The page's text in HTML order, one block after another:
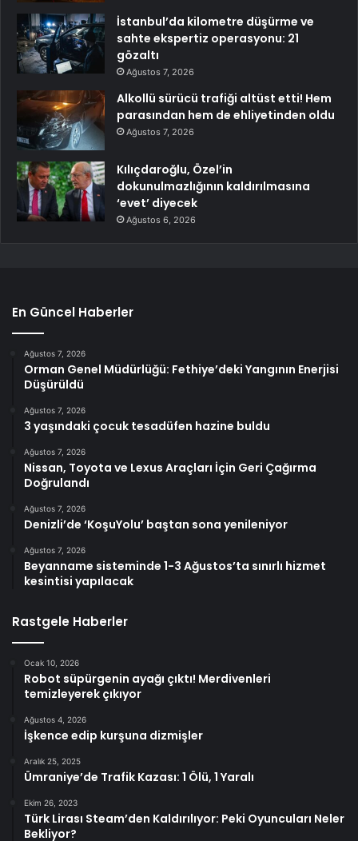
İstanbul’da kilometre düşürme ve
sahte ekspertiz operasyonu: 21
gözaltı
Ağustos 7, 2026
Alkollü sürücü trafiği altüst etti! Hem
parasından hem de ehliyetinden oldu
Ağustos 7, 2026
Kılıçdaroğlu, Özel’in
dokunulmazlığının kaldırılmasına
‘evet’ diyecek
Ağustos 6, 2026
En Güncel Haberler
Ağustos 7, 2026
Orman Genel Müdürlüğü: Fethiye’deki Yangının Enerjisi
Düşürüldü
Ağustos 7, 2026
3 yaşındaki çocuk tesadüfen hazine buldu
Ağustos 7, 2026
Nissan, Toyota ve Lexus Araçları İçin Geri Çağırma
Doğrulandı
Ağustos 7, 2026
Denizli’de ‘KoşuYolu’ baştan sona yenileniyor
Ağustos 7, 2026
Beyanname sisteminde 1-3 Ağustos’ta sınırlı hizmet
kesintisi yapılacak
Rastgele Haberler
Ocak 10, 2026
Robot süpürgenin ayağı çıktı! Merdivenleri
temizleyerek çıkıyor
Ağustos 4, 2026
İşkence edip kurşuna dizmişler
Aralık 25, 2025
Ümraniye’de Trafik Kazası: 1 Ölü, 1 Yaralı
Ekim 26, 2023
Türk Lirası Steam’den Kaldırılıyor: Peki Oyuncuları Neler
Bekliyor?